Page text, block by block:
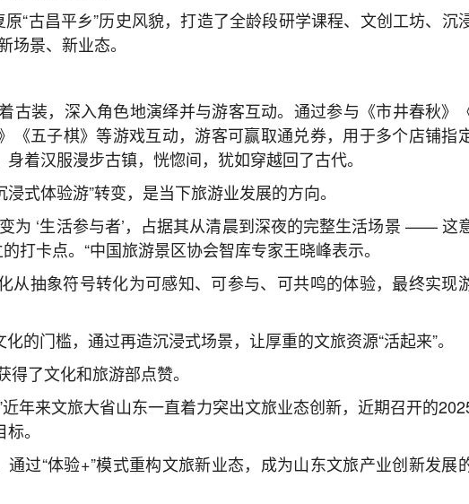
“古昌平乡”历史风貌，打造了全龄段研学课程、文创工坊、沉
场景、新业态。
古装，深入角色地演绎并与游客互动。通过参与《市井春秋》
《五子棋》等游戏互动，游客可赢取通兑券，用于多个店铺指
着汉服漫步古镇，恍惚间，犹如穿越回了古代。
式体验游”转变，是当下旅游业发展的方向。
为 ‘生活参与者’，占据其从清晨到深夜的完整生活场景 —— 这
打卡点。“中国旅游景区协会智库专家王晓峰表示。
从抽象符号转化为可感知、可参与、可共鸣的体验，最终实现
的门槛，通过再造沉浸式场景，让厚重的文旅资源“活起来”。
了文化和旅游部点赞。
年来文旅大省山东一直着力突出文旅业态创新，近期召开的
。
过“体验+”模式重构文旅新业态，成为山东文旅产业创新发展